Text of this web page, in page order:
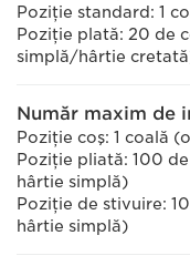
Poziţie standard: 1
Poziţie plată: 20 de
simplă/hârtie
Număr maxim de
Poziţie coş: 1 coală
Poziţie pliată: 100
hârtie simplă)
Poziţie de stivuire:
hârtie simplă)